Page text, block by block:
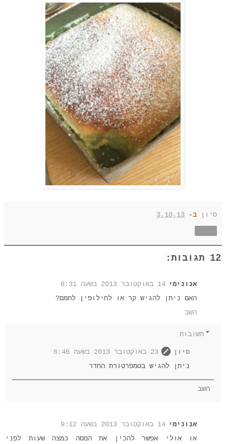
סיון ב- 3.10.13
12 תגובות:
אנונימי 14 באוקטובר 2013 בשעה 8:31
האם ניתן להגיש קר או לחילופין לחמם?
השב
תשובות
סיון
23 באוקטובר 2013 בשעה 6:46
ניתן להגיש בטמפרטורת החדר
השב
אנונימי 14 באוקטובר 2013 בשעה 9:12
או אולי אפשר להכין את המסה כמצה שעות לפני